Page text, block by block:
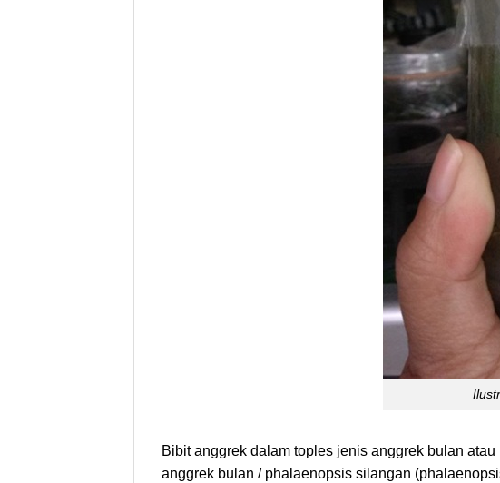
Bibit anggrek dalam toples jenis anggrek bulan
anggrek bulan / phalaenopsis silangan